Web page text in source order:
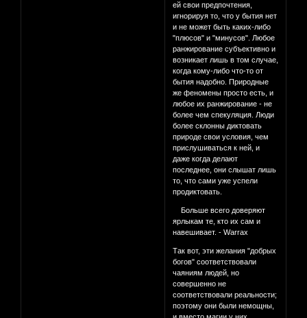
ей свои предпочтения,
игнорируя то, что у бытия нет
и не может быть каких-либо
"плюсов" и "минусов". Любое
ранжирование субъективно и
возникает лишь в том случае,
когда кому-либо что-то от
бытия надобно. Природные
же феномены просто есть, и
любое их ранжирование - не
более чем спекуляция. Люди
более склонны диктовать
природе свои условия, чем
прислушиваться к ней, и
даже когда делают
последнее, они слышат лишь
то, что сами уже успели
продиктовать.
Больше всего доверяют
ярлыкам те, кто их сам и
навешивает. - Warrax
Так вот, эти желания "добрых
богов" соответствовали
чаяниям людей, но
совершенно не
соответствовали реальности;
поэтому они были немощны,